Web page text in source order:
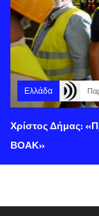
Ελλάδα
Χρίστος Δήμας:
ΒΟΑΚ»